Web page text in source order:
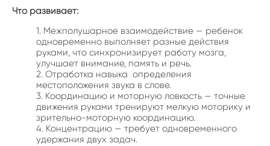
Что развивает:
Межполушарное взаимодействие — ребенок
одновременно выполняет разные действия
руками, что синхронизирует работу мозга,
улучшает внимание, память и речь.
Отработка навыка определения
местоположения звука в слове.
Координацию и моторную ловкость — точные
движения руками тренируют мелкую моторику и
зрительно-моторную координацию.
Концентрацию — требует одновременного
удержания двух задач.